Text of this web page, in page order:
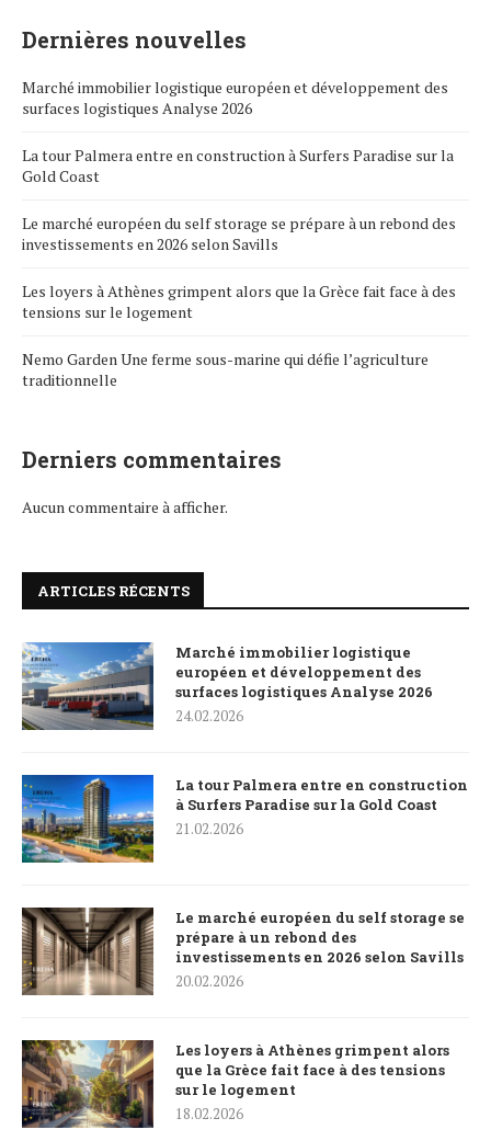
Dernières nouvelles
Marché immobilier logistique européen et développement des
surfaces logistiques Analyse 2026
La tour Palmera entre en construction à Surfers Paradise sur la
Gold Coast
Le marché européen du self storage se prépare à un rebond des
investissements en 2026 selon Savills
Les loyers à Athènes grimpent alors que la Grèce fait face à des
tensions sur le logement
Nemo Garden Une ferme sous-marine qui défie l’agriculture
traditionnelle
Derniers commentaires
Aucun commentaire à afficher.
ARTICLES RÉCENTS
Marché immobilier logistique
européen et développement des
surfaces logistiques Analyse 2026
24.02.2026
La tour Palmera entre en construction
à Surfers Paradise sur la Gold Coast
21.02.2026
Le marché européen du self storage se
prépare à un rebond des
investissements en 2026 selon Savills
20.02.2026
Les loyers à Athènes grimpent alors
que la Grèce fait face à des tensions
sur le logement
18.02.2026